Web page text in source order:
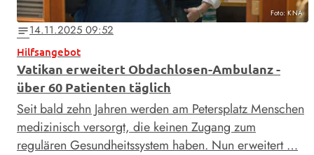
Foto: KNA
notes14.11.2025 09:52
Hilfsangebot
Vatikan erweitert Obdachlosen-Ambulanz -
über 60 Patienten täglich
Seit bald zehn Jahren werden am Petersplatz Menschen
medizinisch versorgt, die keinen Zugang zum
regulären Gesundheitssystem haben. Nun erweitert …